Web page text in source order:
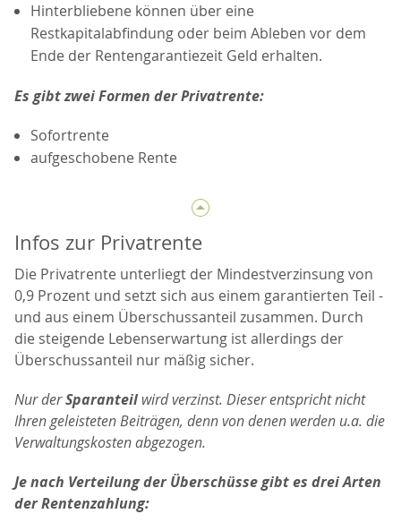
Hinterbliebene können über eine
Restkapitalabfindung oder beim Ableben vor dem
Ende der Rentengarantiezeit Geld erhalten.
Es gibt zwei Formen der Privatrente:
Sofortrente
aufgeschobene Rente
Infos zur Privatrente
Die Privatrente unterliegt der Mindestverzinsung von
0,9 Prozent und setzt sich aus einem garantierten Teil -
und aus einem Überschussanteil zusammen. Durch
die steigende Lebenserwartung ist allerdings der
Überschussanteil nur mäßig sicher.
Nur derSparanteil wird verzinst. Dieser entspricht nicht
Ihren geleisteten Beiträgen, denn von denen werden u.a. die
Verwaltungskosten abgezogen.
Je nach Verteilung der Überschüsse gibt es drei Arten
der Rentenzahlung: